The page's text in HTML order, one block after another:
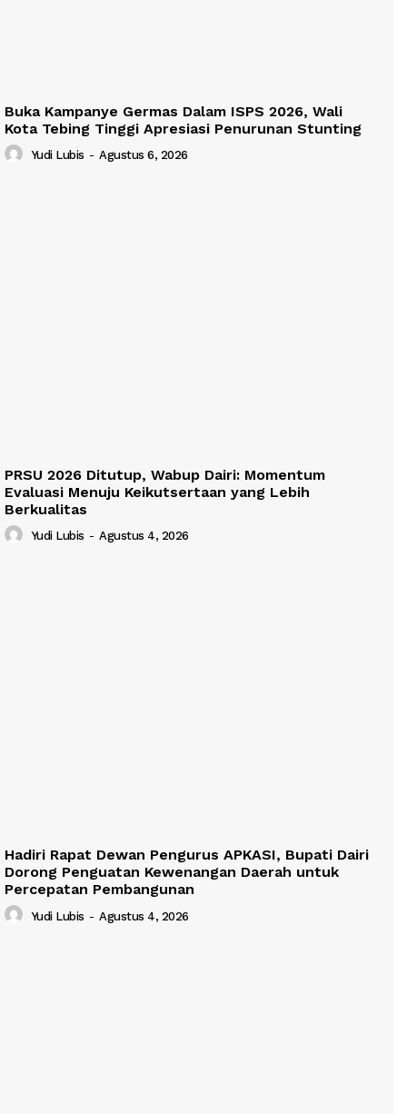
Buka Kampanye Germas Dalam ISPS 2026, Wali
Kota Tebing Tinggi Apresiasi Penurunan Stunting
Yudi Lubis - Agustus 6, 2026
PRSU 2026 Ditutup, Wabup Dairi: Momentum
Evaluasi Menuju Keikutsertaan yang Lebih
Berkualitas
Yudi Lubis - Agustus 4, 2026
Hadiri Rapat Dewan Pengurus APKASI, Bupati Dairi
Dorong Penguatan Kewenangan Daerah untuk
Percepatan Pembangunan
Yudi Lubis - Agustus 4, 2026